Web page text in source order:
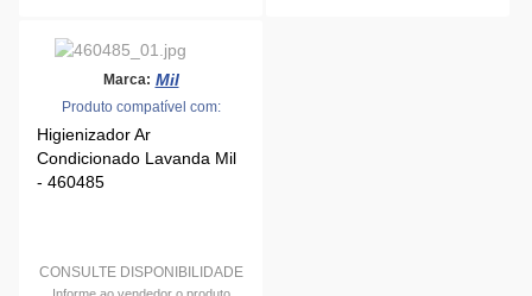
Marca: Mil
Produto compatível com:
Higienizador Ar
Condicionado Lavanda Mil
- 460485
CONSULTE DISPONIBILIDADE